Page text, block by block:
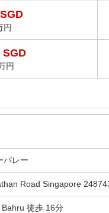
円
SGD
円
バレー
Road Singapore
Bahru 徒歩 16分